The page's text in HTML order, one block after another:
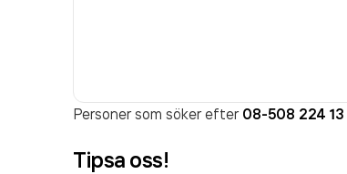
Personer som söker efter 08-508 224 13
Tipsa oss!